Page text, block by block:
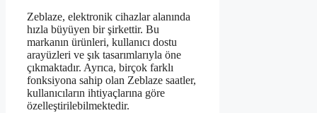
Zeblaze, elektronik cihazlar alanında
hızla büyüyen bir şirkettir. Bu
markanın ürünleri, kullanıcı dostu
arayüzleri ve şık tasarımlarıyla öne
çıkmaktadır. Ayrıca, birçok farklı
fonksiyona sahip olan Zeblaze saatler,
kullanıcıların ihtiyaçlarına göre
özelleştirilebilmektedir.